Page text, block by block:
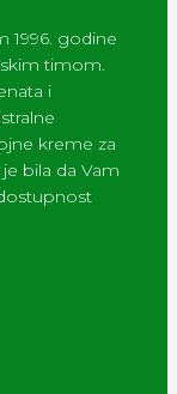
1996. godine
timom.
i
kreme za
bila da Vam